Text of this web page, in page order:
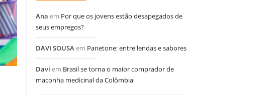
Ana em Por que os jovens estão desapegados de
seus empregos?
DAVI SOUSAem Panetone: entre lendas e sabores
Davi em Brasil se torna o maior comprador de
maconha medicinal da Colômbia